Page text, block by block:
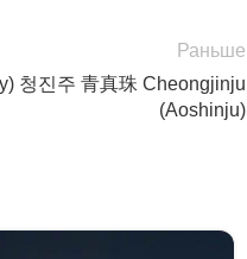
Раньше
청진주 青真珠 Cheongjinju
(Aoshinju)